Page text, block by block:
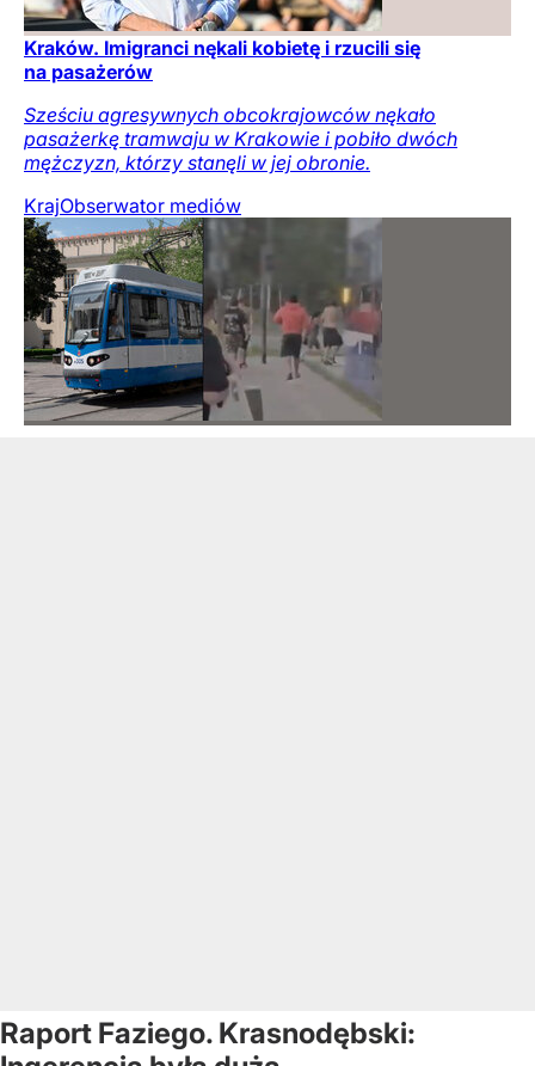
Kraków. Imigranci nękali kobietę i rzucili się
na pasażerów
Sześciu agresywnych obcokrajowców nękało
pasażerkę tramwaju w Krakowie i pobiło dwóch
mężczyzn, którzy stanęli w jej obronie.
KrajObserwator mediów
Raport Faziego. Krasnodębski: